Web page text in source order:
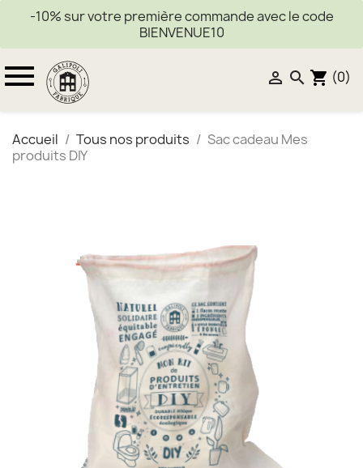
-10% sur votre première commande avec le code
BIENVENUE10
   shopping_cart (0)
Accueil Tous nos produits
Sac cadeau Mes
produits DIY